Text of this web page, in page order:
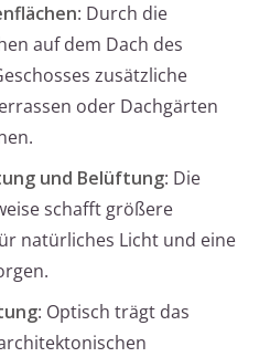
: Durch die
auf dem Dach des
zusätzliche
oder Dachgärten
und Belüftung: Die
schafft größere
natürliches Licht und eine
: Optisch trägt das